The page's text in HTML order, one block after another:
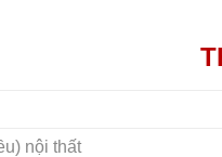
nội thất